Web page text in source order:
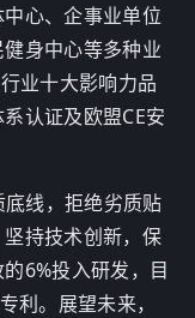
心、企事业单位
身中心等多种业
业十大影响力品
认证及欧盟CE安
线，拒绝劣质贴
持技术创新，保
6%投入研发，目
利。展望未来，